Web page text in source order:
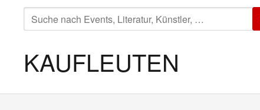
SUCHE
NACH:
KAUFLEUTEN